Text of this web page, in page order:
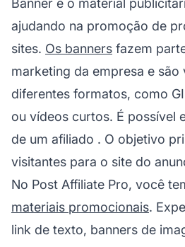
Banner é o material
ajudando na promoção de
sites. Os banners fazem
marketing da empresa e são
diferentes formatos, como
ou vídeos curtos. É possível
de um afiliado . O objetivo
visitantes para o site do
No Post Affiliate Pro, você
materiais promocionais.
link de texto, banners de